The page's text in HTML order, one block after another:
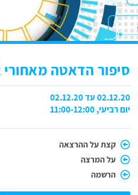
סיפור הדאטה מאחורי Moovit
02.12.20 עד 02.12.20
יום רביעי, 11:00-12:00
קצת על ההרצאה
על המרצה
הרשמה